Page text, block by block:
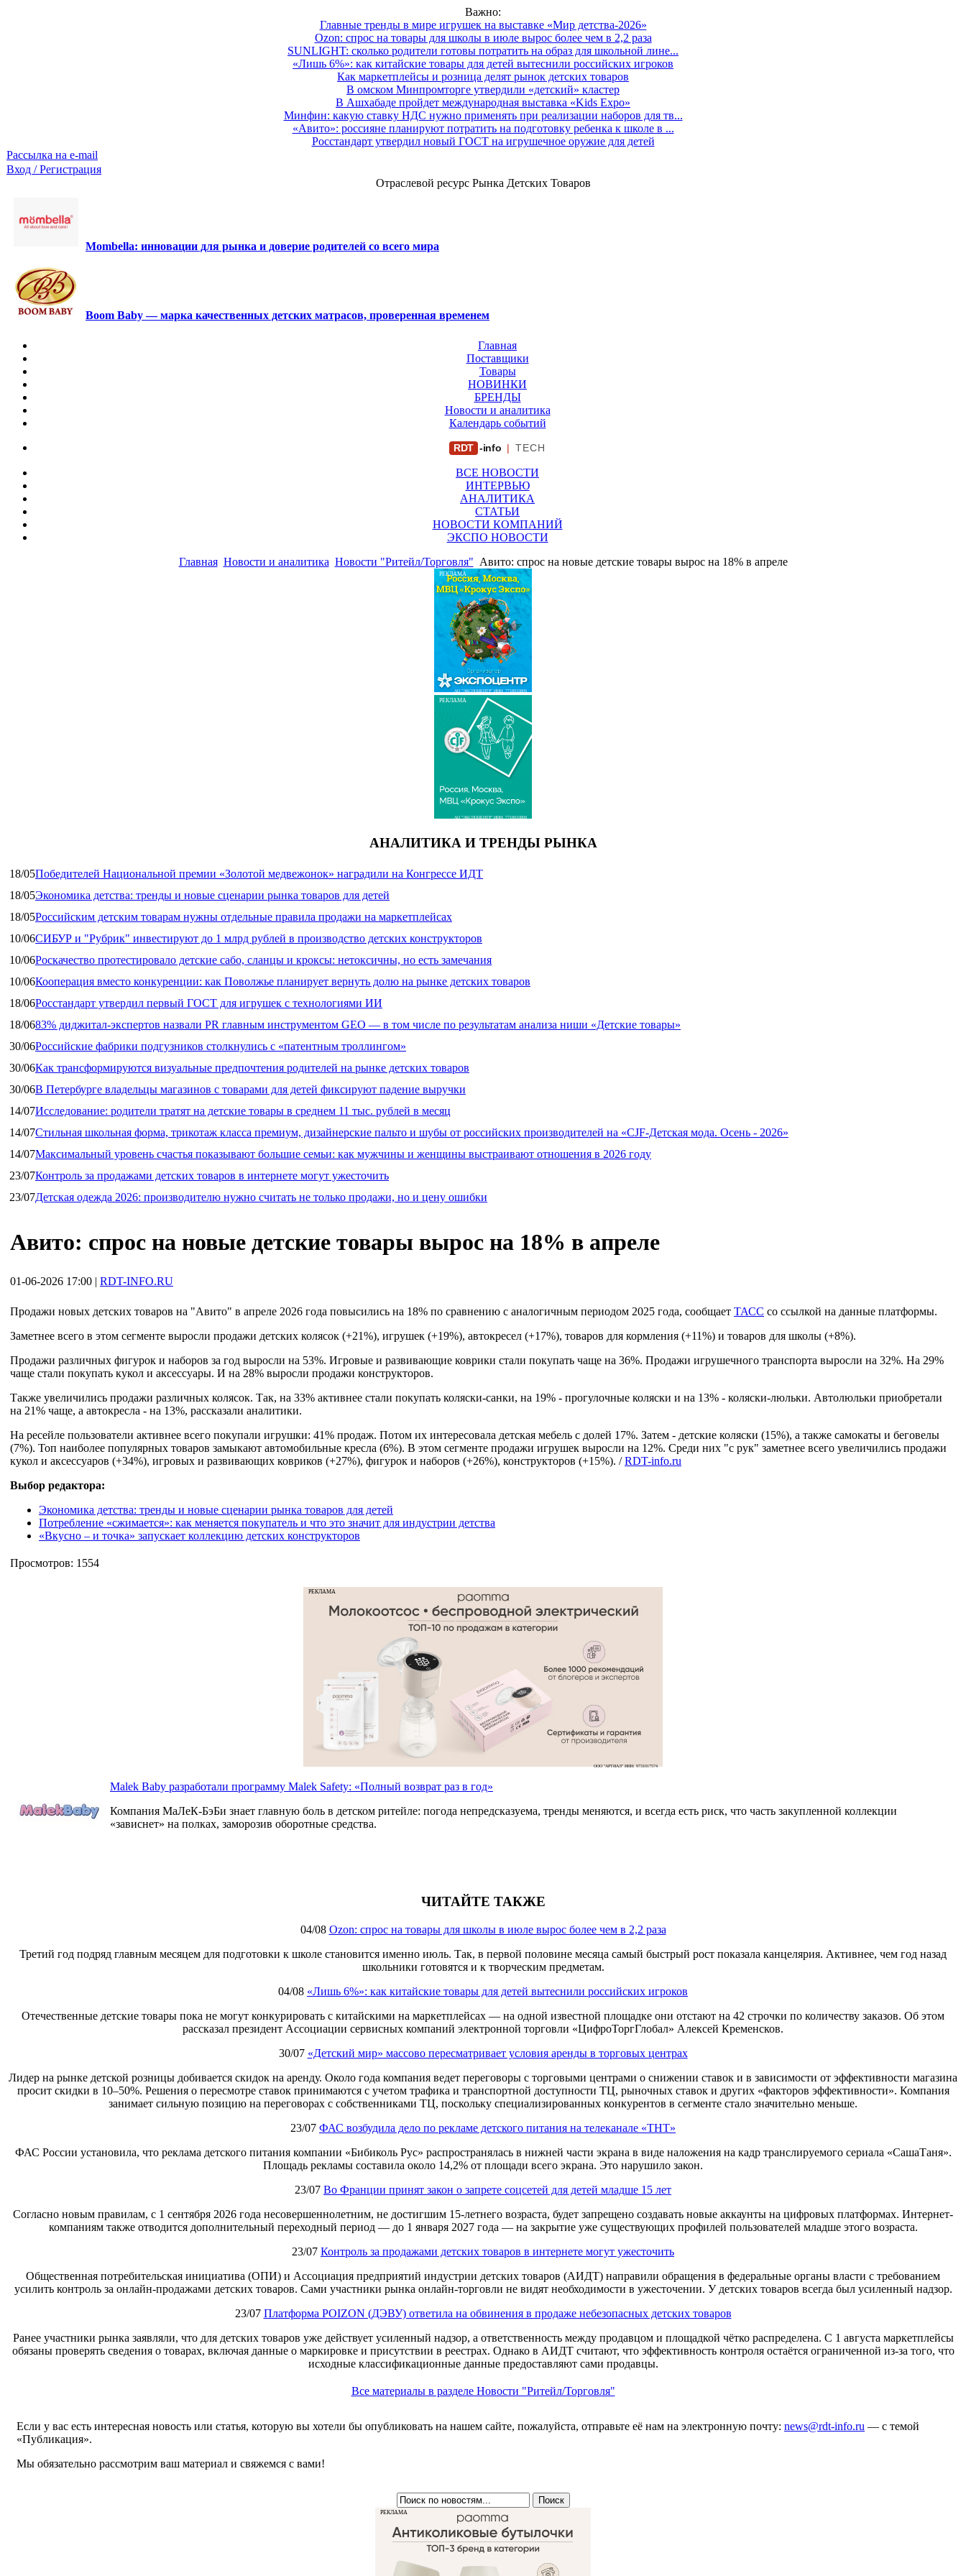
Важно:
Главные тренды в мире игрушек на выставке «Мир детства-2026»
Ozon: спрос на товары для школы в июле вырос более чем в 2,2 раза
SUNLIGHT: сколько родители готовы потратить на образ для школьной лине...
«Лишь 6%»: как китайские товары для детей вытеснили российских игроков
Как маркетплейсы и розница делят рынок детских товаров
В омском Минпромторге утвердили «детский» кластер
В Ашхабаде пройдет международная выставка «Kids Expo»
Минфин: какую ставку НДС нужно применять при реализации наборов для тв...
«Авито»: россияне планируют потратить на подготовку ребенка к школе в ...
Росстандарт утвердил новый ГОСТ на игрушечное оружие для детей
Рассылка на e-mail
Вход / Регистрация
Отраслевой ресурс Рынка Детских Товаров
Mombella: инновации для рынка и доверие родителей со всего мира
Boom Baby — марка качественных детских матрасов, проверенная временем
Главная
Поставщики
Товары
НОВИНКИ
БРЕНДЫ
Новости и аналитика
Календарь событий
RDT -info | TECH
ВСЕ НОВОСТИ
ИНТЕРВЬЮ
АНАЛИТИКА
СТАТЬИ
НОВОСТИ КОМПАНИЙ
ЭКСПО НОВОСТИ
Главная Новости и аналитика Новости "Ритейл/Торговля" Авито: спрос на новые детские товары вырос на 18% в апреле
РЕКЛАМА
АО "ЭКСПОЦЕНТР" ИНН: 7718033809
РЕКЛАМА
АО "ЭКСПОЦЕНТР" ИНН: 7718033809
АНАЛИТИКА И ТРЕНДЫ РЫНКА
18/05Победителей Национальной премии «Золотой медвежонок» наградили на Конгрессе ИДТ
18/05Экономика детства: тренды и новые сценарии рынка товаров для детей
18/05Российским детским товарам нужны отдельные правила продажи на маркетплейсах
10/06СИБУР и "Рубрик" инвестируют до 1 млрд рублей в производство детских конструкторов
10/06Роскачество протестировало детские сабо, сланцы и кроксы: нетоксичны, но есть замечания
10/06Кооперация вместо конкуренции: как Поволжье планирует вернуть долю на рынке детских товаров
18/06Росстандарт утвердил первый ГОСТ для игрушек с технологиями ИИ
18/0683% диджитал‑экспертов назвали PR главным инструментом GEO — в том числе по результатам анализа ниши «Детские товары»
30/06Российские фабрики подгузников столкнулись с «патентным троллингом»
30/06Как трансформируются визуальные предпочтения родителей на рынке детских товаров
30/06В Петербурге владельцы магазинов с товарами для детей фиксируют падение выручки
14/07Исследование: родители тратят на детские товары в среднем 11 тыс. рублей в месяц
14/07Стильная школьная форма, трикотаж класса премиум, дизайнерские пальто и шубы от российских производителей на «CJF-Детская мода. Осень - 2026»
14/07Максимальный уровень счастья показывают большие семьи: как мужчины и женщины выстраивают отношения в 2026 году
23/07Контроль за продажами детских товаров в интернете могут ужесточить
23/07Детская одежда 2026: производителю нужно считать не только продажи, но и цену ошибки
Авито: спрос на новые детские товары вырос на 18% в апреле
01-06-2026 17:00 | RDT-INFO.RU
Продажи новых детских товаров на "Авито" в апреле 2026 года повысились на 18% по сравнению с аналогичным периодом 2025 года, сообщает ТАСС со ссылкой на данные платформы.
Заметнее всего в этом сегменте выросли продажи детских колясок (+21%), игрушек (+19%), автокресел (+17%), товаров для кормления (+11%) и товаров для школы (+8%).
Продажи различных фигурок и наборов за год выросли на 53%. Игровые и развивающие коврики стали покупать чаще на 36%. Продажи игрушечного транспорта выросли на 32%. На 29%
чаще стали покупать кукол и аксессуары. И на 28% выросли продажи конструкторов.
Также увеличились продажи различных колясок. Так, на 33% активнее стали покупать коляски-санки, на 19% - прогулочные коляски и на 13% - коляски-люльки. Автолюльки приобретали
на 21% чаще, а автокресла - на 13%, рассказали аналитики.
На ресейле пользователи активнее всего покупали игрушки: 41% продаж. Потом их интересовала детская мебель с долей 17%. Затем - детские коляски (15%), а также самокаты и беговелы
(7%). Топ наиболее популярных товаров замыкают автомобильные кресла (6%). В этом сегменте продажи игрушек выросли на 12%. Среди них "с рук" заметнее всего увеличились продажи
кукол и аксессуаров (+34%), игровых и развивающих ковриков (+27%), фигурок и наборов (+26%), конструкторов (+15%). /RDT-info.ru
Выбор редактора:
Экономика детства: тренды и новые сценарии рынка товаров для детей
Потребление «сжимается»: как меняется покупатель и что это значит для индустрии детства
«Вкусно – и точка» запускает коллекцию детских конструкторов
Просмотров: 1554
РЕКЛАМА
ООО "АРТИАЛ" ИНН: 9731017574
Malek Baby разработали программу Malek Safety: «Полный возврат раз в год»
Компания МаЛеК-БэБи знает главную боль в детском ритейле: погода непредсказуема, тренды меняются, и всегда есть риск, что часть закупленной коллекции
«зависнет» на полках, заморозив оборотные средства.
ЧИТАЙТЕ ТАКЖЕ
04/08 Ozon: спрос на товары для школы в июле вырос более чем в 2,2 раза
Третий год подряд главным месяцем для подготовки к школе становится именно июль. Так, в первой половине месяца самый быстрый рост показала канцелярия. Активнее, чем год назад
школьники готовятся и к творческим предметам.
04/08 «Лишь 6%»: как китайские товары для детей вытеснили российских игроков
Отечественные детские товары пока не могут конкурировать с китайскими на маркетплейсах — на одной известной площадке они отстают на 42 строчки по количеству заказов. Об этом
рассказал президент Ассоциации сервисных компаний электронной торговли «ЦифроТоргГлобал» Алексей Кременсков.
30/07 «Детский мир» массово пересматривает условия аренды в торговых центрах
Лидер на рынке детской розницы добивается скидок на аренду. Около года компания ведет переговоры с торговыми центрами о снижении ставок и в зависимости от эффективности магазина
просит скидки в 10–50%. Решения о пересмотре ставок принимаются с учетом трафика и транспортной доступности ТЦ, рыночных ставок и других «факторов эффективности». Компания
занимает сильную позицию на переговорах с собственниками ТЦ, поскольку специализированных конкурентов в сегменте стало значительно меньше.
23/07 ФАС возбудила дело по рекламе детского питания на телеканале «ТНТ»
ФАС России установила, что реклама детского питания компании «Бибиколь Рус» распространялась в нижней части экрана в виде наложения на кадр транслируемого сериала «СашаТаня».
Площадь рекламы составила около 14,2% от площади всего экрана. Это нарушило закон.
23/07 Во Франции принят закон о запрете соцсетей для детей младше 15 лет
Согласно новым правилам, с 1 сентября 2026 года несовершеннолетним, не достигшим 15-летнего возраста, будет запрещено создавать новые аккаунты на цифровых платформах. Интернет-
компаниям также отводится дополнительный переходный период — до 1 января 2027 года — на закрытие уже существующих профилей пользователей младше этого возраста.
23/07 Контроль за продажами детских товаров в интернете могут ужесточить
Общественная потребительская инициатива (ОПИ) и Ассоциация предприятий индустрии детских товаров (АИДТ) направили обращения в федеральные органы власти с требованием
усилить контроль за онлайн‑продажами детских товаров. Сами участники рынка онлайн-торговли не видят необходимости в ужесточении. У детских товаров всегда был усиленный надзор.
23/07 Платформа POIZON (ДЭВУ) ответила на обвинения в продаже небезопасных детских товаров
Ранее участники рынка заявляли, что для детских товаров уже действует усиленный надзор, а ответственность между продавцом и площадкой чётко распределена. С 1 августа маркетплейсы
обязаны проверять сведения о товарах, включая данные о маркировке и присутствии в реестрах. Однако в АИДТ считают, что эффективность контроля остаётся ограниченной из-за того, что
исходные классификационные данные предоставляют сами продавцы.
Все материалы в разделе Новости "Ритейл/Торговля"
Если у вас есть интересная новость или статья, которую вы хотели бы опубликовать на нашем сайте, пожалуйста, отправьте её нам на электронную почту: news@rdt-info.ru — с темой
«Публикация».
Мы обязательно рассмотрим ваш материал и свяжемся с вами!
РЕКЛАМА